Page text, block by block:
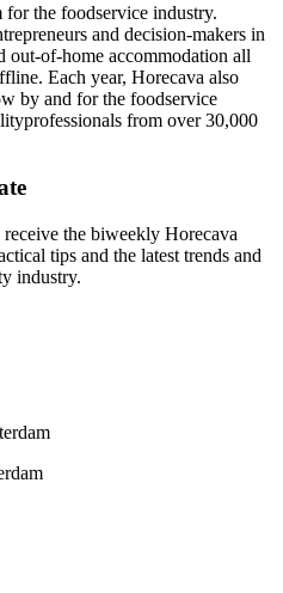
the foodservice industry.
and decision-makers in
out-of-home accommodation all
Each year, Horecava also
by and for the foodservice
from over 30,000
the biweekly Horecava
tips and the latest trends and
industry.